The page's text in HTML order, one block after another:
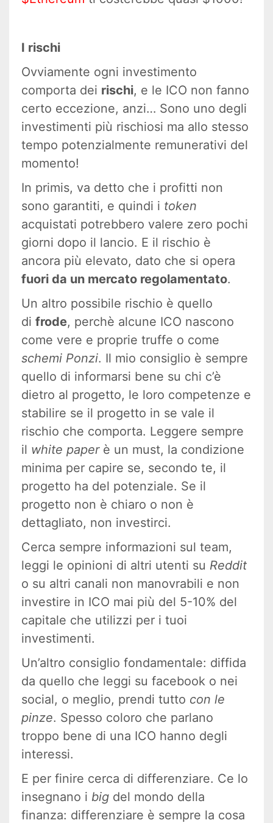
I rischi
Ovviamente ogni investimento
comporta dei rischi, e le ICO non fanno
certo eccezione, anzi… Sono uno degli
investimenti più rischiosi ma allo stesso
tempo potenzialmente remunerativi del
momento!
In primis, va detto che i profitti non
sono garantiti, e quindi i token
acquistati potrebbero valere zero pochi
giorni dopo il lancio. E il rischio è
ancora più elevato, dato che si opera
fuori da un mercato regolamentato.
Un altro possibile rischio è quello
di frode, perchè alcune ICO nascono
come vere e proprie truffe o come
schemi Ponzi. Il mio consiglio è sempre
quello di informarsi bene su chi c’è
dietro al progetto, le loro competenze e
stabilire se il progetto in se vale il
rischio che comporta. Leggere sempre
il white paperè un must, la condizione
minima per capire se, secondo te, il
progetto ha del potenziale. Se il
progetto non è chiaro o non è
dettagliato, non investirci.
Cerca sempre informazioni sul team,
leggi le opinioni di altri utenti su Reddit
o su altri canali non manovrabili e non
investire in ICO mai più del 5-10% del
capitale che utilizzi per i tuoi
investimenti.
Un’altro consiglio fondamentale: diffida
da quello che leggi su facebook o nei
social, o meglio, prendi tutto con le
pinze. Spesso coloro che parlano
troppo bene di una ICO hanno degli
interessi.
E per finire cerca di differenziare. Ce lo
insegnano i big del mondo della
finanza: differenziare è sempre la cosa